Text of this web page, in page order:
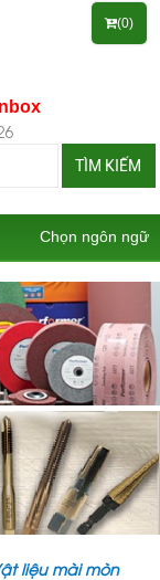
TÌM KIẾM
Chọn ngôn ngữ
(0)
liệu mài mòn